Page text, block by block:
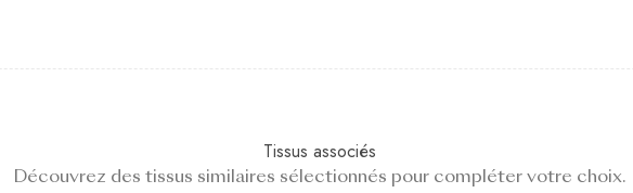
Tissus associés
Découvrez des tissus similaires sélectionnés pour compléter votre choix.